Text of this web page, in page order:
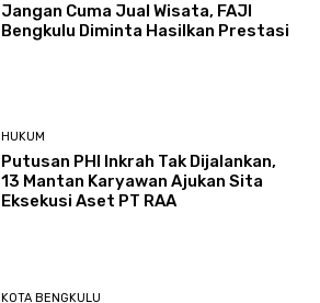
Jangan Cuma Jual Wisata, FAJI
Bengkulu Diminta Hasilkan Prestasi
HUKUM
Putusan PHI Inkrah Tak Dijalankan,
13 Mantan Karyawan Ajukan Sita
Eksekusi Aset PT RAA
KOTA BENGKULU